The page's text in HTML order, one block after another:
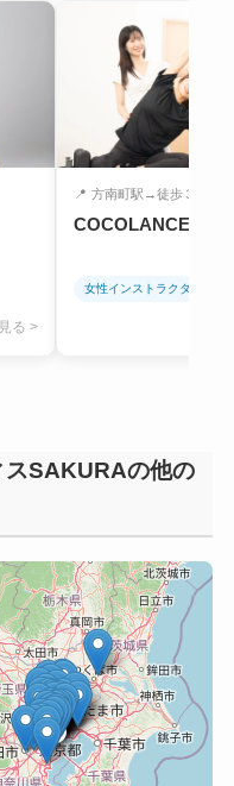
る >
📍 方南町駅→徒歩３分
COCOLANCE 方南
女性インストラクターのみ
スSAKURAの他の